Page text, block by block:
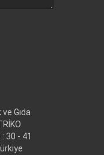
Gıda
30 - 41